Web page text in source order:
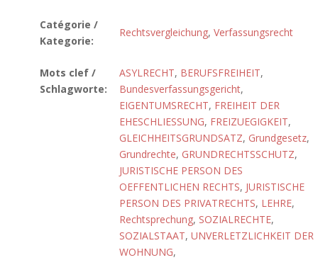
Catégorie /
Kategorie:
Rechtsvergleichung, Verfassungsrecht
Mots clef /
Schlagworte:
ASYLRECHT, BERUFSFREIHEIT,
Bundesverfassungsgericht,
EIGENTUMSRECHT, FREIHEIT DER
EHESCHLIESSUNG, FREIZUEGIGKEIT,
GLEICHHEITSGRUNDSATZ, Grundgesetz,
Grundrechte, GRUNDRECHTSSCHUTZ,
JURISTISCHE PERSON DES
OEFFENTLICHEN RECHTS, JURISTISCHE
PERSON DES PRIVATRECHTS, LEHRE,
Rechtsprechung, SOZIALRECHTE,
SOZIALSTAAT, UNVERLETZLICHKEIT DER
WOHNUNG,